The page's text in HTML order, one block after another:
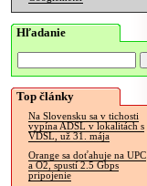
Hľadanie
Top články
Na Slovensku sa v tichosti
vypína ADSL v lokalitách s
VDSL, už 31. mája
Orange sa doťahuje na UPC
a O2, spustí 2.5 Gbps
pripojenie